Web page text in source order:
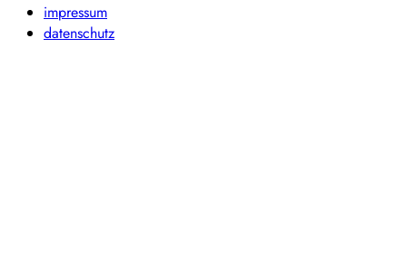
impressum
datenschutz